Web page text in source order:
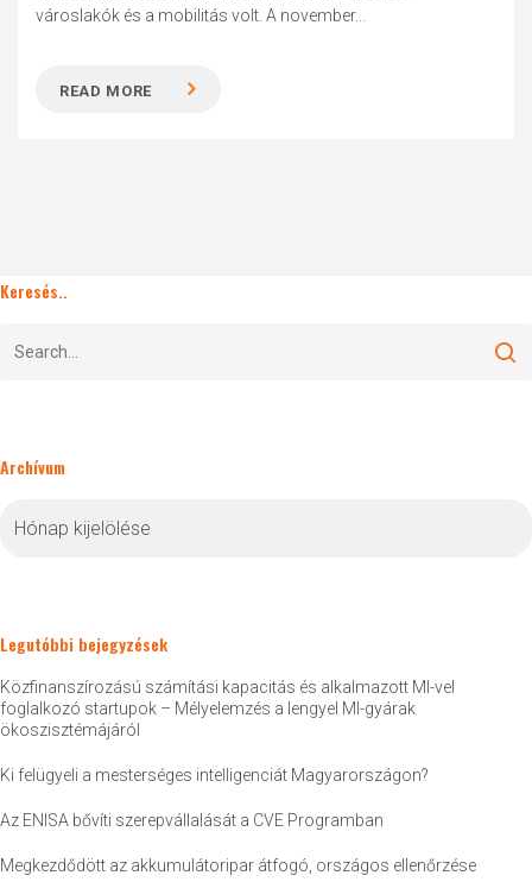
városlakók és a mobilitás volt. A november...
READ MORE
Keresés..
Archívum
Legutóbbi bejegyzések
Közfinanszírozású számítási kapacitás és alkalmazott MI-vel
foglalkozó startupok – Mélyelemzés a lengyel MI-gyárak
ökoszisztémájáról
Ki felügyeli a mesterséges intelligenciát Magyarországon?
Az ENISA bővíti szerepvállalását a CVE Programban
Megkezdődött az akkumulátoripar átfogó, országos ellenőrzése